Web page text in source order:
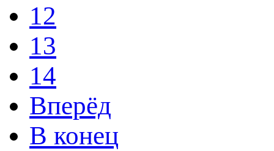
12
13
14
Вперёд
В конец